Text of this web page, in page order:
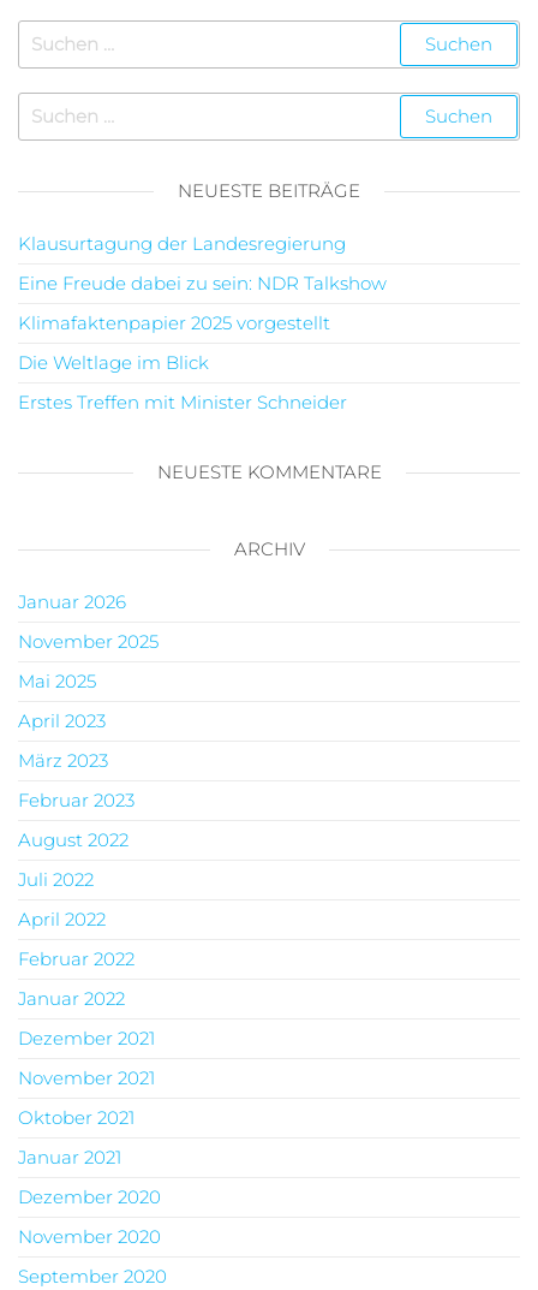
NEUESTE BEITRÄGE
Klausurtagung der Landesregierung
Eine Freude dabei zu sein: NDR Talkshow
Klimafaktenpapier 2025 vorgestellt
Die Weltlage im Blick
Erstes Treffen mit Minister Schneider
NEUESTE KOMMENTARE
ARCHIV
Januar 2026
November 2025
Mai 2025
April 2023
März 2023
Februar 2023
August 2022
Juli 2022
April 2022
Februar 2022
Januar 2022
Dezember 2021
November 2021
Oktober 2021
Januar 2021
Dezember 2020
November 2020
September 2020